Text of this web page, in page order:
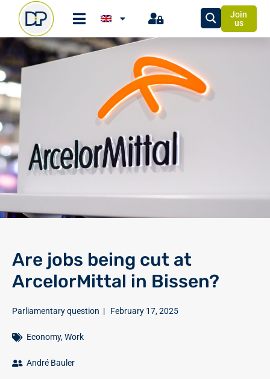
Join
us
Are jobs being cut at
ArcelorMittal in Bissen?
Parliamentary question | February 17, 2025
Economy,Work
André Bauler